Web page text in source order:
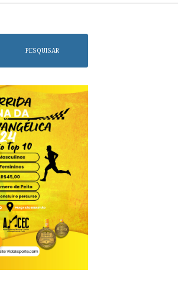
PESQUISAR